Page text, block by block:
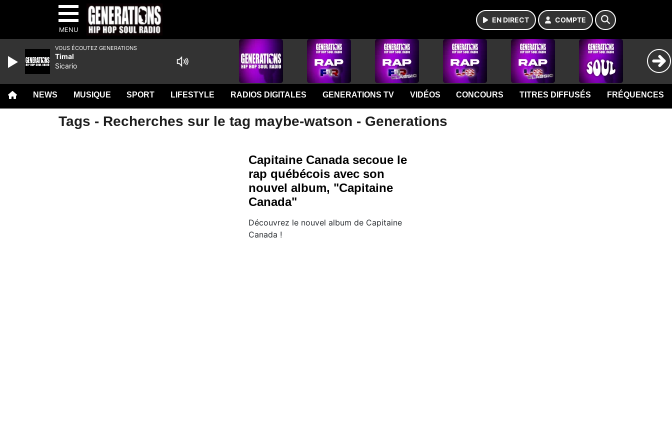
MENU
EN DIRECT COMPTE
NEWS MUSIQUE SPORT LIFESTYLE RADIOS DIGITALES GENERATIONS TV VIDÉOS CONCOURS TITRES DIFFUSÉS FRÉQUENCES
Tags - Recherches sur le tag maybe-watson - Generations
Capitaine Canada secoue le
rap québécois avec son
nouvel album, "Capitaine
Canada"
Découvrez le nouvel album de Capitaine
Canada !
VOUS ÉCOUTEZ GENERATIONS
Timal
Sicario